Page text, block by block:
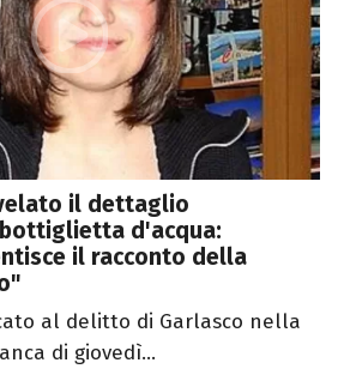
il dettaglio
d'acqua:
il racconto della
al delitto di Garlasco nella
di giovedì...